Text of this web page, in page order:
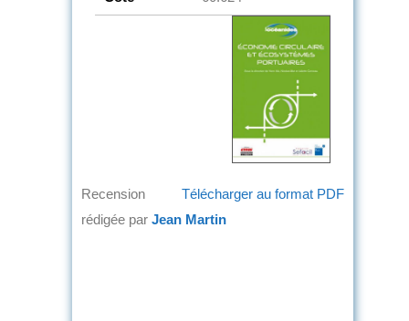
Télécharger au format PDF
Recension
rédigée par Jean Martin